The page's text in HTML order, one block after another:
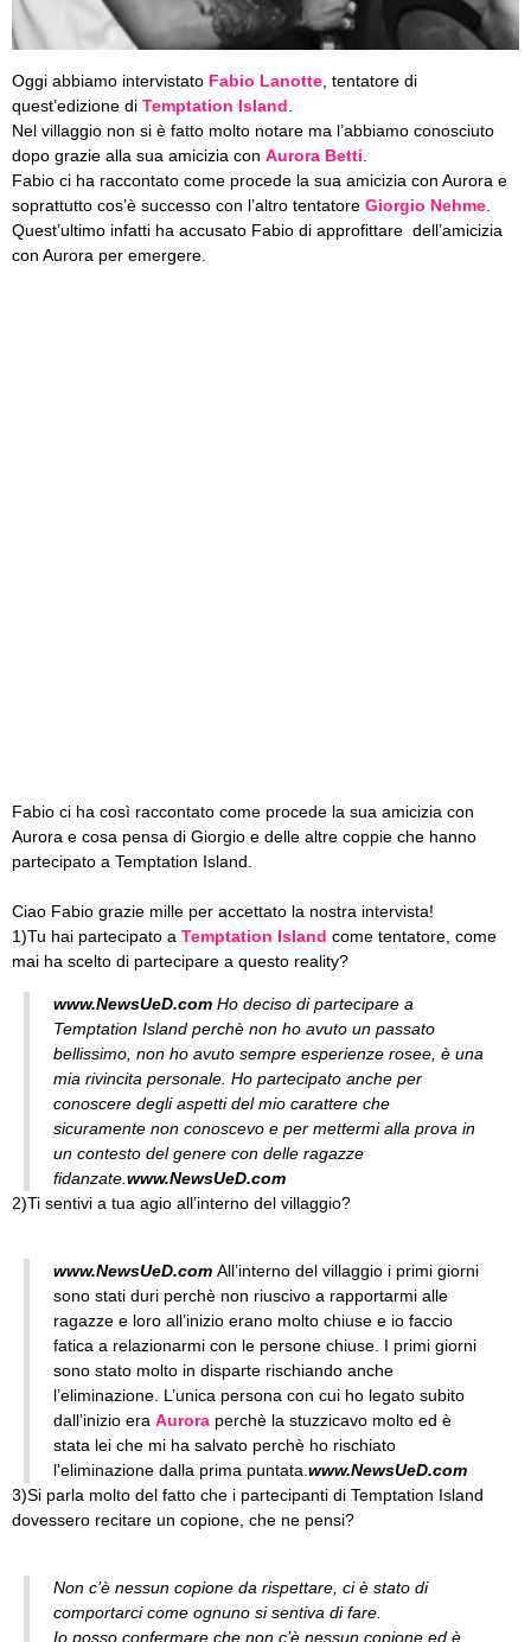
Oggi abbiamo intervistato Fabio Lanotte , tentatore di
quest’edizione di Temptation Island
Nel villaggio non si è fatto molto notare ma l’abbiamo conosciuto
dopo grazie alla sua amicizia con Aurora Betti
Fabio ci ha raccontato come procede la sua amicizia con Aurora e
soprattutto cos’è successo con l’altro tentatore Giorgio Nehme
Quest’ultimo infatti ha accusato Fabio di approfittare dell’amicizia
con Aurora per emergere.
Fabio ci ha così raccontato come procede la sua amicizia con
Aurora e cosa pensa di Giorgio e delle altre coppie che hanno
partecipato a Temptation Island.
Ciao Fabio grazie mille per accettato la nostra intervista!
1)Tu hai partecipato a Temptation Island come tentatore, come
mai ha scelto di partecipare a questo reality?
www.NewsUeD.com Ho deciso di partecipare a
Temptation Island perchè non ho avuto un passato
bellissimo, non ho avuto sempre esperienze rosee, è una
mia rivincita personale. Ho partecipato anche per
conoscere degli aspetti del mio carattere che
sicuramente non conoscevo e per mettermi alla prova in
un contesto del genere con delle ragazze
fidanzate. www.NewsUeD.com
2)Ti sentivi a tua agio all’interno del villaggio?
www.NewsUeD.com All’interno del villaggio i primi giorni
sono stati duri perchè non riuscivo a rapportarmi alle
ragazze e loro all’inizio erano molto chiuse e io faccio
fatica a relazionarmi con le persone chiuse. I primi giorni
sono stato molto in disparte rischiando anche
l’eliminazione. L’unica persona con cui ho legato subito
dall’inizio era Aurora perchè la stuzzicavo molto ed è
stata lei che mi ha salvato perchè ho rischiato
l’eliminazione dalla prima puntata. www.NewsUeD.com
3)Si parla molto del fatto che i partecipanti di Temptation Island
dovessero recitare un copione, che ne pensi?
Non c’è nessun copione da rispettare, ci è stato di
comportarci come ognuno si sentiva di fare.
Io posso confermare che non c’è nessun copione ed è